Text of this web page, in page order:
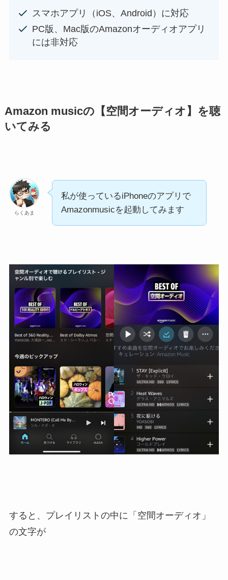
スマホアプリ（iOS、Android）に対応
PC版、Mac版のAmazonオーディオアプリ
には非対応
Amazon musicの【空間オーディオ】を聴
いてみる
らくあま
私が使っているiPhoneのアプリで
Amazonmusicを起動してみます
すると、プレイリストの中に「空間オーディオ」
の文字が